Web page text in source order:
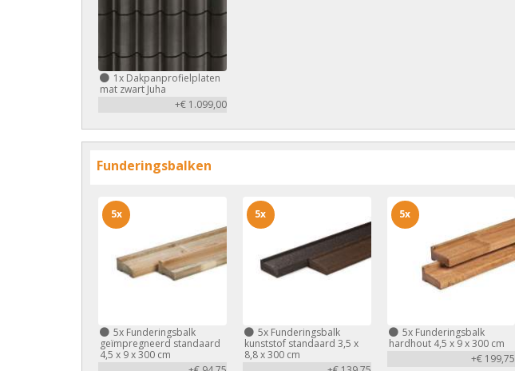
1x Dakpanprofielplaten
mat zwart Juha
+€ 1.099,00
Funderingsbalken
5x Funderingsbalk
geïmpregneerd standaard
4,5 x 9 x 300 cm
5x
5xFunderingsbalk
kunststof standaard 3,5 x
8,8 x 300 cm
5x
5xFunderingsbalk
hardhout 4,5 x 9 x 300 cm
+€ 199,75
5x